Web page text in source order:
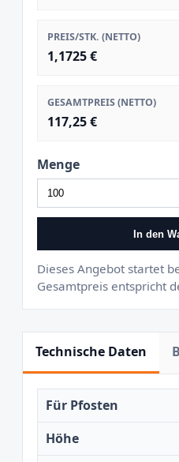
PREIS/STK. (NETTO)
1,1725 €
GESAMTPREIS (NETTO)
117,25 €
Menge
In den
Dieses Angebot startet
Gesamtpreis entspricht
Technische Daten
Für Pfosten
Höhe